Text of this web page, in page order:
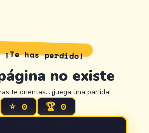
¡Te has perdido!
no existe
te orientas… ¡juega una partida!
⭐ 0 🏆 0